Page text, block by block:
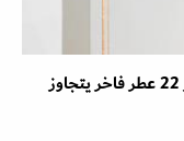
انطلق في رحلتك الداخلية مع إصدار الجسور 22 عطر فاخر يتجاوز